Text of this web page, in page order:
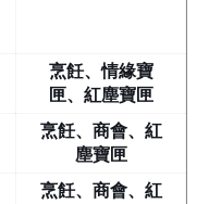
烹飪、情緣寶
匣、紅塵寶匣
烹飪、商會、紅
塵寶匣
烹飪、商會、紅